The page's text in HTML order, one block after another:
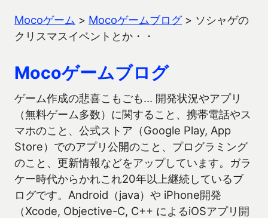
Mocoゲーム > Mocoゲームブログ> ソシャゲの
クリスマスイベントとか・・
Mocoゲームブログ
ゲーム作成の悲喜こもごも… 開発状況やアプリ
（無料ゲーム多数）に関すること、携帯電話やス
マホのこと、公式ストア（Google Play, App
Store）でのアプリ公開のこと、プログラミング
のこと、更新情報などをアップしています。ガラ
ケー時代からかれこれ20年以上継続しているブ
ログです。Android（java）や iPhone開発
（Xcode, Objective-C, C++ によるiOSアプリ開